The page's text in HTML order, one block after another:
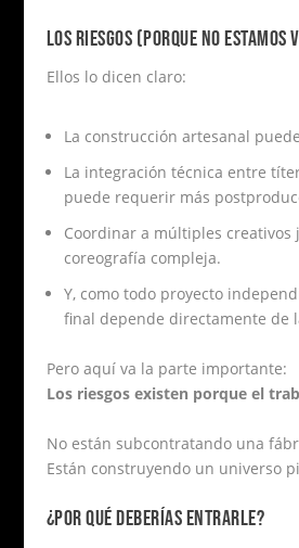
LOS RIESGOS (PORQUE NO ESTAMOS
Ellos lo dicen claro:
La construcción artesanal
La integración técnica entre
puede requerir más
Coordinar a múltiples creativos
coreografía compleja.
Y, como todo proyecto
final depende directamente de
Pero aquí va la parte importante:
Los riesgos existen porque el
No están subcontratando una
Están construyendo un universo
¿POR QUÉ DEBERÍAS ENTRARLE?